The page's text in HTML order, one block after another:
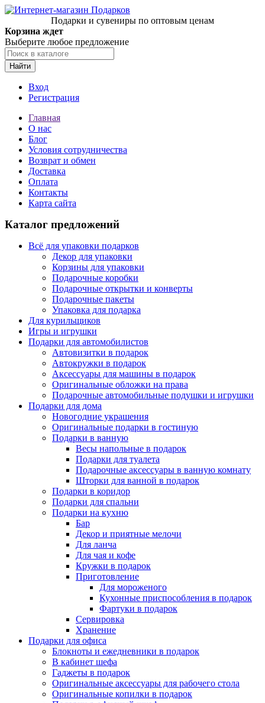
Подарки и сувениры по оптовым ценам
Корзина ждет
Выберите любое предложение
Найти
Вход
Регистрация
Главная
О нас
Блог
Условия сотрудничества
Возврат и обмен
Доставка
Оплата
Контакты
Карта сайта
Каталог предложений
Всё для упаковки подарков
Декор для упаковки
Корзины для упаковки
Подарочные коробки
Подарочные открытки и конверты
Подарочные пакеты
Упаковка для подарка
Для курильщиков
Игры и игрушки
Подарки для автомобилистов
Автовизитки в подарок
Автокружки в подарок
Аксессуары для машины в подарок
Оригинальные обложки на права
Подарочные автомобильные подушки и игрушки
Подарки для дома
Новогодние украшения
Оригинальные подарки в гостиную
Подарки в ванную
Весы напольные в подарок
Подарки для туалета
Подарочные аксессуары в ванную комнату
Шторки для ванной в подарок
Подарки в коридор
Подарки для спальни
Подарки на кухню
Бар
Декор и приятные мелочи
Для ланча
Для чая и кофе
Кружки в подарок
Приготовление
Для мороженого
Кухонные приспособления в подарок
Фартуки в подарок
Сервировка
Хранение
Подарки для офиса
Блокноты и ежедневники в подарок
В кабинет шефа
Гаджеты в подарок
Оригинальные аксессуары для рабочего стола
Оригинальные копилки в подарок